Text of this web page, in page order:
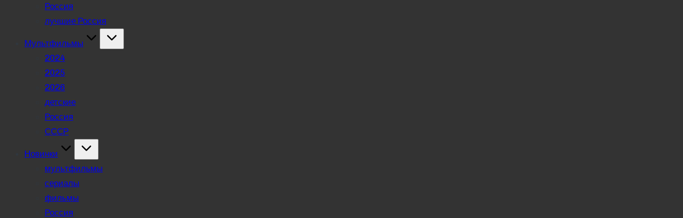
Россия
лучшие Россия
Мультфильмы
2024
2025
2026
детские
Россия
СССР
Новинки
мультфильмы
сериалы
фильмы
Россия